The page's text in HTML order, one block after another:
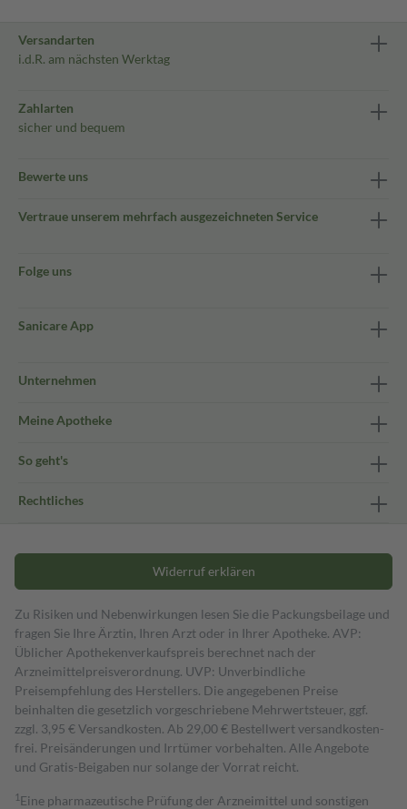
Versandarten
i.d.R. am nächsten Werktag
Zahlarten
sicher und bequem
Bewerte uns
Vertraue unserem mehrfach ausgezeichneten Service
Folge uns
Sanicare App
Unternehmen
Meine Apotheke
So geht's
Rechtliches
Widerruf erklären
Zu Risiken und Nebenwirkungen lesen Sie die Packungsbeilage und
fragen Sie Ihre Ärztin, Ihren Arzt oder in Ihrer Apotheke. AVP:
Üblicher Apothekenverkaufspreis berechnet nach der
Arzneimittelpreisverordnung. UVP: Unverbindliche
Preisempfehlung des Herstellers. Die angegebenen Preise
beinhalten die gesetzlich vorgeschriebene Mehrwertsteuer, ggf.
zzgl. 3,95 € Versandkosten. Ab 29,00 € Bestell­wert versand­kosten­
frei. Preisänderungen und Irrtümer vorbehalten. Alle Angebote
und Gratis-Beigaben nur solange der Vorrat reicht.
1 Eine pharmazeutische Prüfung der Arzneimittel und sonstigen